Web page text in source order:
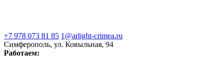
+7 978 073 81 85 1@arlight-crimea.ru
Симферополь, ул. Ковыльная, 94
Работаем: